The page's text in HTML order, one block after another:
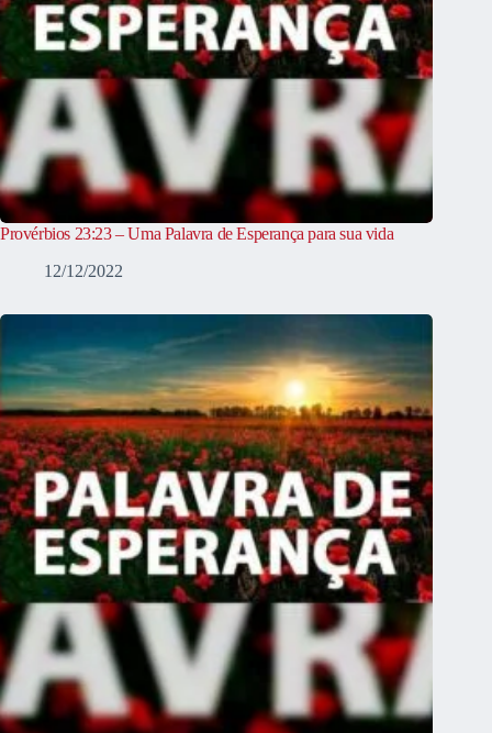
Provérbios 23:23 – Uma Palavra de Esperança para sua vida
12/12/2022